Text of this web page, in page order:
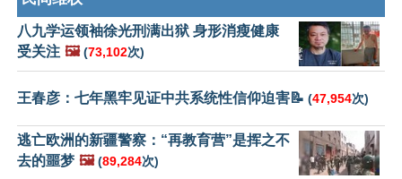
八九学运领袖徐光刑满出狱 身形消瘦健康
受关注 🖼️ (73,102次)
王春彦：七年黑牢见证中共系统性信仰迫害📝 (47,954次)
逃亡欧洲的新疆警察：“再教育营”是挥之不
去的噩梦 🖼️ (89,284次)